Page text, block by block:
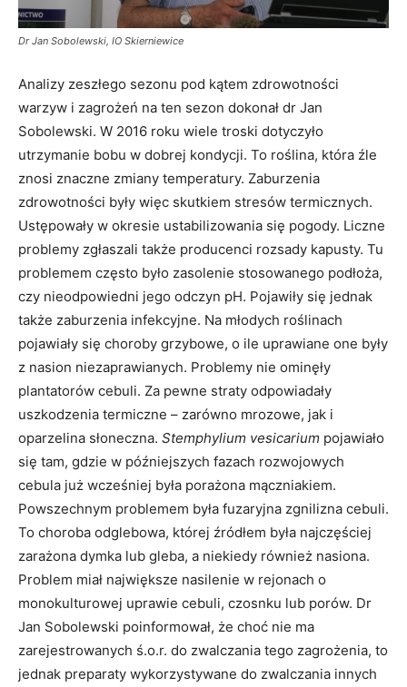
Dr Jan Sobolewski, IO Skierniewice
Analizy zeszłego sezonu pod kątem zdrowotności
warzyw i zagrożeń na ten sezon dokonał dr Jan
Sobolewski. W 2016 roku wiele troski dotyczyło
utrzymanie bobu w dobrej kondycji. To roślina, która źle
znosi znaczne zmiany temperatury. Zaburzenia
zdrowotności były więc skutkiem stresów termicznych.
Ustępowały w okresie ustabilizowania się pogody. Liczne
problemy zgłaszali także producenci rozsady kapusty. Tu
problemem często było zasolenie stosowanego podłoża,
czy nieodpowiedni jego odczyn pH. Pojawiły się jednak
także zaburzenia infekcyjne. Na młodych roślinach
pojawiały się choroby grzybowe, o ile uprawiane one były
z nasion niezaprawianych. Problemy nie ominęły
plantatorów cebuli. Za pewne straty odpowiadały
uszkodzenia termiczne – zarówno mrozowe, jak i
oparzelina słoneczna. Stemphylium vesicarium pojawiało
się tam, gdzie w późniejszych fazach rozwojowych
cebula już wcześniej była porażona mączniakiem.
Powszechnym problemem była fuzaryjna zgnilizna cebuli.
To choroba odglebowa, której źródłem była najczęściej
zarażona dymka lub gleba, a niekiedy również nasiona.
Problem miał największe nasilenie w rejonach o
monokulturowej uprawie cebuli, czosnku lub porów. Dr
Jan Sobolewski poinformował, że choć nie ma
zarejestrowanych ś.o.r. do zwalczania tego zagrożenia, to
jednak preparaty wykorzystywane do zwalczania innych